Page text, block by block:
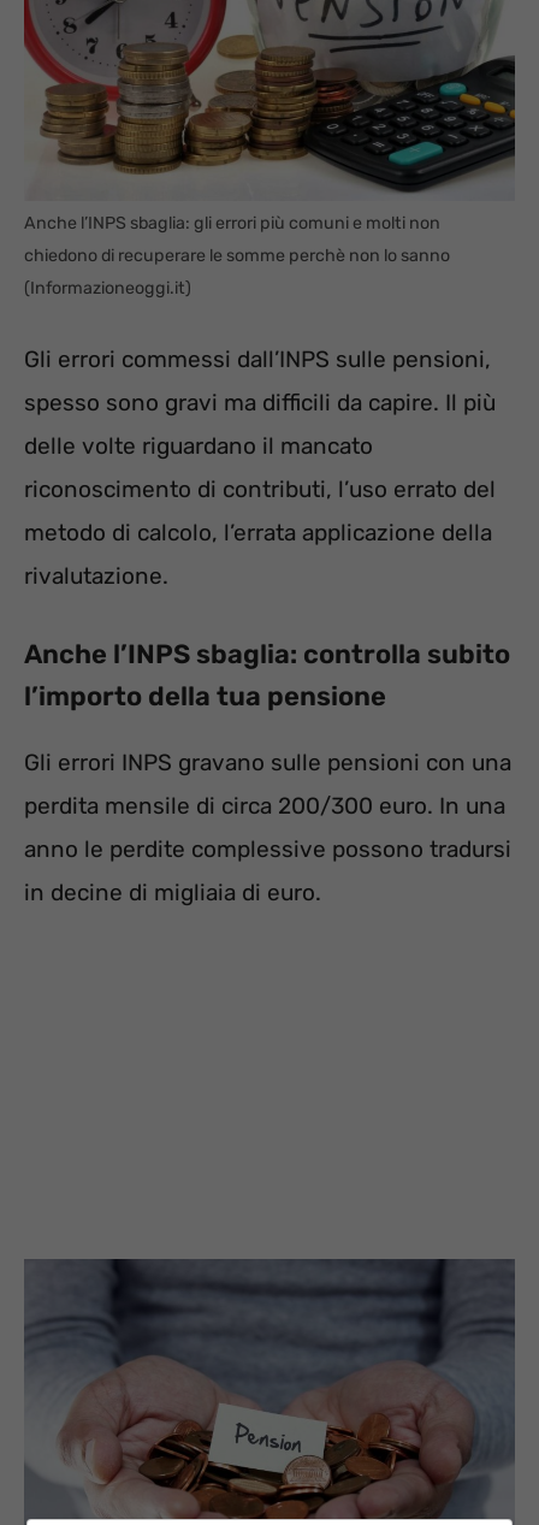
Anche l’INPS sbaglia: gli errori più comuni e molti non
chiedono di recuperare le somme perchè non lo sanno
(Informazioneoggi.it)
Gli errori commessi dall’INPS sulle pensioni,
spesso sono gravi ma difficili da capire. Il più
delle volte riguardano il mancato
riconoscimento di contributi, l’uso errato del
metodo di calcolo, l’errata applicazione della
rivalutazione.
Anche l’INPS sbaglia: controlla subito
l’importo della tua pensione
Gli errori INPS gravano sulle pensioni con una
perdita mensile di circa 200/300 euro. In una
anno le perdite complessive possono tradursi
in decine di migliaia di euro.